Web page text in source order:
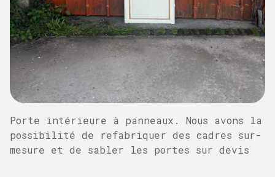
Porte intérieure à panneaux. Nous avons la
possibilité de refabriquer des cadres sur-
mesure et de sabler les portes sur devis